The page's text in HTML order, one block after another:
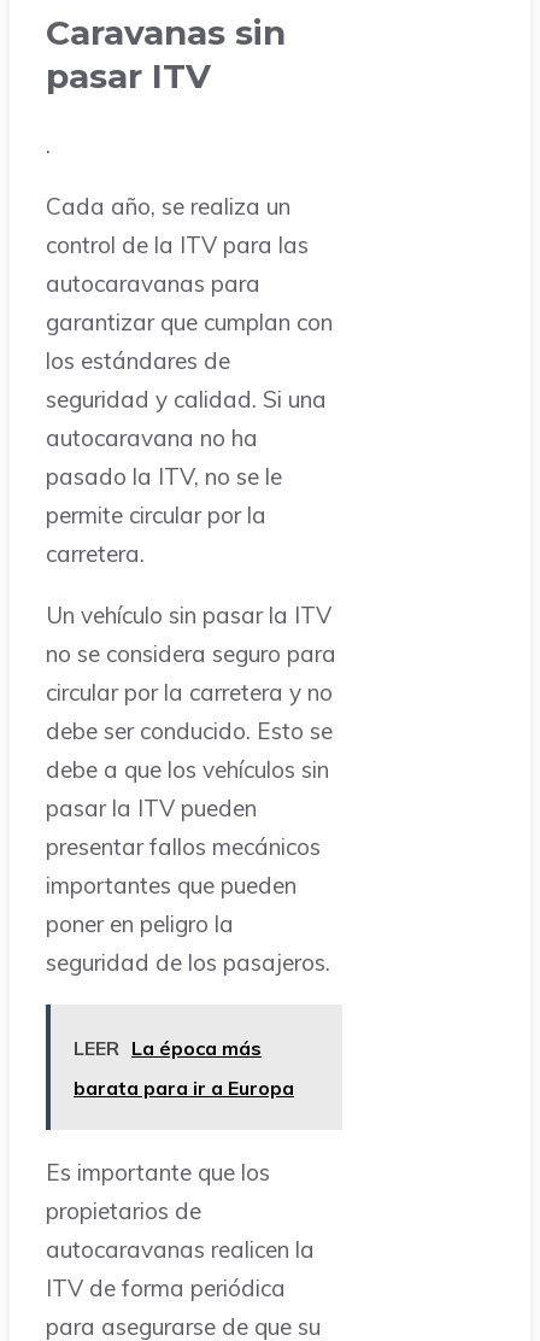
Caravanas sin
pasar ITV
.
Cada año, se realiza un
control de la ITV para las
autocaravanas para
garantizar que cumplan con
los estándares de
seguridad y calidad. Si una
autocaravana no ha
pasado la ITV, no se le
permite circular por la
carretera.
Un vehículo sin pasar la ITV
no se considera seguro para
circular por la carretera y no
debe ser conducido. Esto se
debe a que los vehículos sin
pasar la ITV pueden
presentar fallos mecánicos
importantes que pueden
poner en peligro la
seguridad de los pasajeros.
LEER La época más
barata para ir a Europa
Es importante que los
propietarios de
autocaravanas realicen la
ITV de forma periódica
para asegurarse de que su